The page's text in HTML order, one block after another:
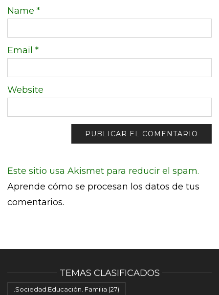
Name *
Email *
Website
Este sitio usa Akismet para reducir el spam.
Aprende cómo se procesan los datos de tus
comentarios.
TEMAS CLASIFICADOS
.Sociedad.Educación. Familia (27)